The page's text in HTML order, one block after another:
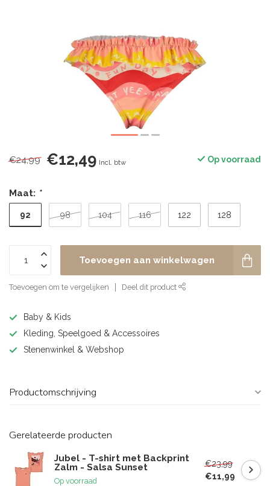
€24,99 €12,49 Incl. btw Op voorraad
Maat: *
92 98 104 116 122 128
Toevoegen aan winkelwagen
Toevoegen om te vergelijken Deel dit product
Baby & Kids
Kleding, Speelgoed & Accessoires
Stenenwinkel & Webshop
Productomschrijving
Gerelateerde producten
Jubel - T-shirt met Backprint
Zalm - Salsa Sunset
Op voorraad
€23,99
€11,99